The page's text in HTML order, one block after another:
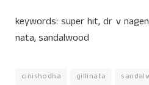
keywords: super hit, dr v
nata, sandalwood
cinishodha gillinata